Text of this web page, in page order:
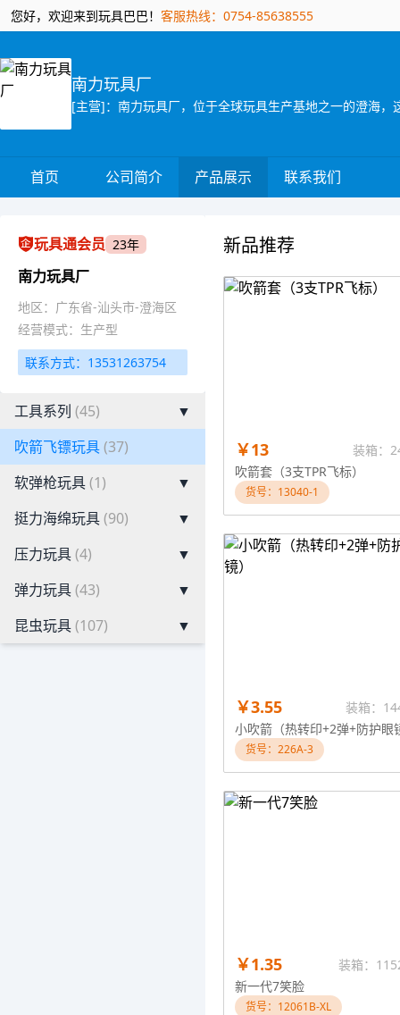
您好，欢迎来到玩具巴巴！ 客服热线：0754-85638555
南力玩具厂
首页 公司简介 产品展示 联系我们
玩具通会员 23年
南力玩具厂
地区：广东省-汕头市-澄海区
经营模式：生产型
联系方式：13531263754
工具系列 (45)
▼
吹箭飞镖玩具(37)
软弹枪玩具(1)
▼
挺力海绵玩具(90)
▼
压力玩具(4)
▼
弹力玩具(43)
▼
昆虫玩具(107) ▼
新品推荐
￥13
装箱：
吹箭套（3支TPR飞标）
货号：13040-1
￥3.55 装箱：
货号：226A-3
￥1.35
装箱：
新一代7笑脸
货号：12061B-XL